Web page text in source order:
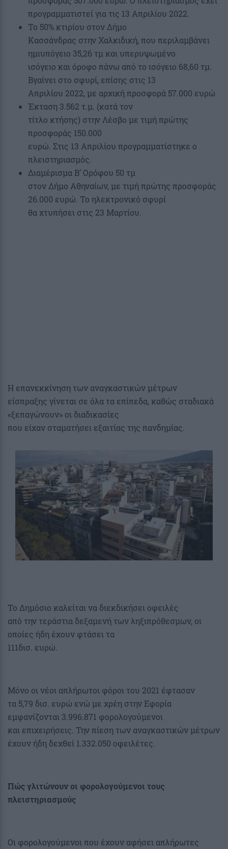
προγραμματιστεί για τις 13 Απριλίου 2022.
Το 50% κτιρίου στον Δήμο
Κασσάνδρας στην Χαλκιδική, που περιλαμβάνει
ημιυπόγειο 35,26 τμ και υπερυψωμένο
ισόγειο και όροφο πάνω από το ισόγειο 68,60 τμ.
Βγαίνει στο σφυρί, επίσης στις 13
Απριλίου 2022, με αρχική προσφορά 57.000 ευρώ
Έκταση 3.562 τ.μ. (κατά τον
τίτλο κτήσης) στην Λέσβο με τιμή πρώτης
προσφοράς 150.000
ευρώ. Στις 13 Απριλίου προγραμματίστηκε ο
πλειστηριασμός.
Διαμέρισμα Β’ Ορόφου 50 τμ
στον Δήμο Αθηναίων, με τιμή πρώτης προσφοράς
26.000 ευρώ. Το ηλεκτρονικό σφυρί
θα χτυπήσει στις 23 Μαρτίου.
Η επανεκκίνηση των αναγκαστικών μέτρων
είσπραξης γίνεται σε όλα τα επίπεδα, καθώς σταδιακά
«ξεπαγώνουν» οι διαδικασίες
που είχαν σταματήσει εξαιτίας της πανδημίας.
Το Δημόσιο καλείται να διεκδικήσει οφειλές
από την τεράστια δεξαμενή των ληξιπρόθεσμων, οι
οποίες ήδη έχουν φτάσει τα
111δισ. ευρώ.
Μόνο οι νέοι απλήρωτοι φόροι του 2021 έφτασαν
τα 5,79 δισ. ευρώ ενώ με χρέη στην Εφορία
εμφανίζονται 3.996.871 φορολογούμενοι
και επιχειρήσεις. Την πίεση των αναγκαστικών μέτρων
έχουν ήδη δεχθεί 1.332.050 οφειλέτες.
Πώς γλιτώνουν οι φορολογούμενοι τους
πλειστηριασμούς
Οι φορολογούμενοι που έχουν αφήσει απλήρωτες